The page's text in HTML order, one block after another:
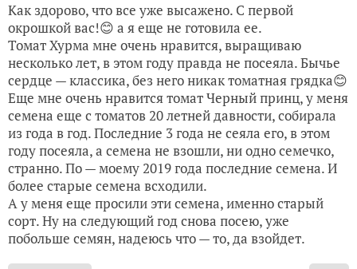
Как здорово, что все уже высажено. С первой
окрошкой вас!😊 а я еще не готовила ее.
Томат Хурма мне очень нравится, выращиваю
несколько лет, в этом году правда не посеяла. Бычье
сердце — классика, без него никак томатная грядка😊
Еще мне очень нравится томат Черный принц, у меня
семена еще с томатов 20 летней давности, собирала
из года в год. Последние 3 года не сеяла его, в этом
году посеяла, а семена не взошли, ни одно семечко,
странно. По — моему 2019 года последние семена. И
более старые семена всходили.
А у меня еще просили эти семена, именно старый
сорт. Ну на следующий год снова посею, уже
побольше семян, надеюсь что — то, да взойдет.